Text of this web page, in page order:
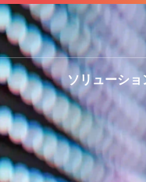
ソリューショ